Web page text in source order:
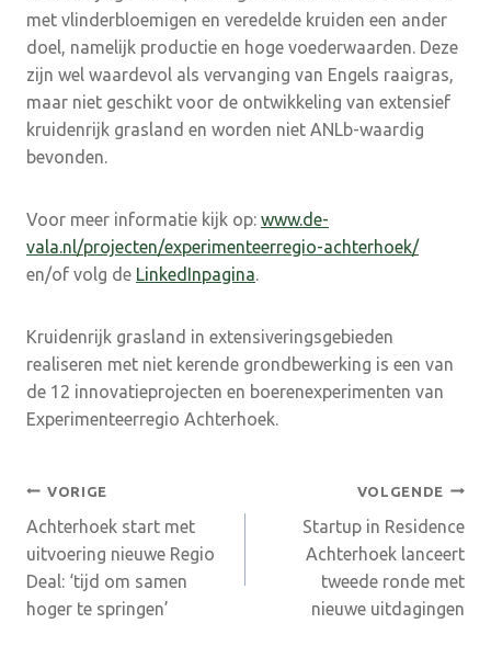
met vlinderbloemigen en veredelde kruiden een ander
doel, namelijk productie en hoge voederwaarden. Deze
zijn wel waardevol als vervanging van Engels raaigras,
maar niet geschikt voor de ontwikkeling van extensief
kruidenrijk grasland en worden niet ANLb-waardig
bevonden.
Voor meer informatie kijk op: www.de-
vala.nl/projecten/experimenteerregio-achterhoek/
en/of volg de LinkedInpagina.
Kruidenrijk grasland in extensiveringsgebieden
realiseren met niet kerende grondbewerking is een van
de 12 innovatieprojecten en boerenexperimenten van
Experimenteerregio Achterhoek.
Bericht
navigatie
VORIGE
Achterhoek start met
uitvoering nieuwe Regio
Deal: ‘tijd om samen
hoger te springen’
VOLGENDE
Startup in Residence
Achterhoek lanceert
tweede ronde met
nieuwe uitdagingen